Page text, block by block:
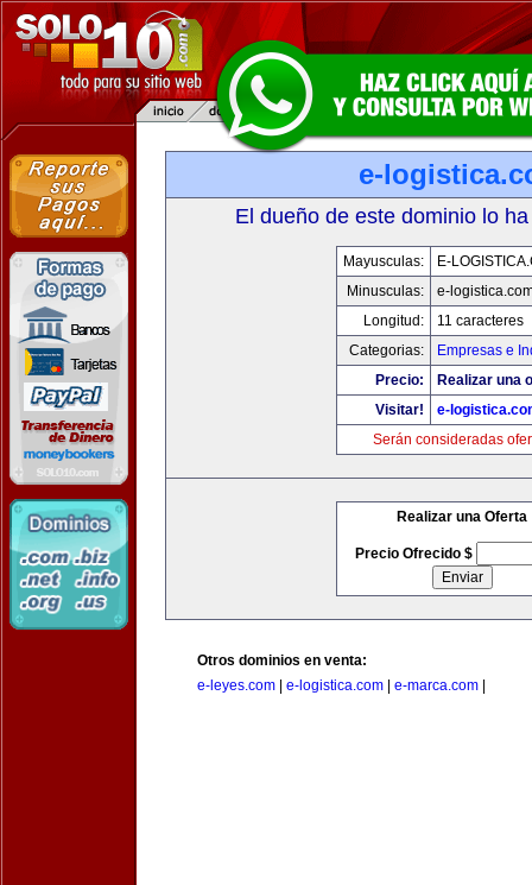
e-
El dueño de este dominio lo
Mayusculas:
E-
Minusculas:
e-
Longitud:
11 caracteres
Categorias:
Empresas e
Precio:
Realizar una
Visitar!
e-
Serán consideradas
Realizar una Oferta
Precio Ofrecido $
Otros dominios en venta:
e-leyes.com
e-logistica.com e-marca.com